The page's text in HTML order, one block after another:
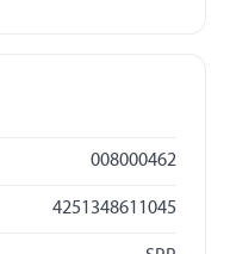
008000462
4251348611045